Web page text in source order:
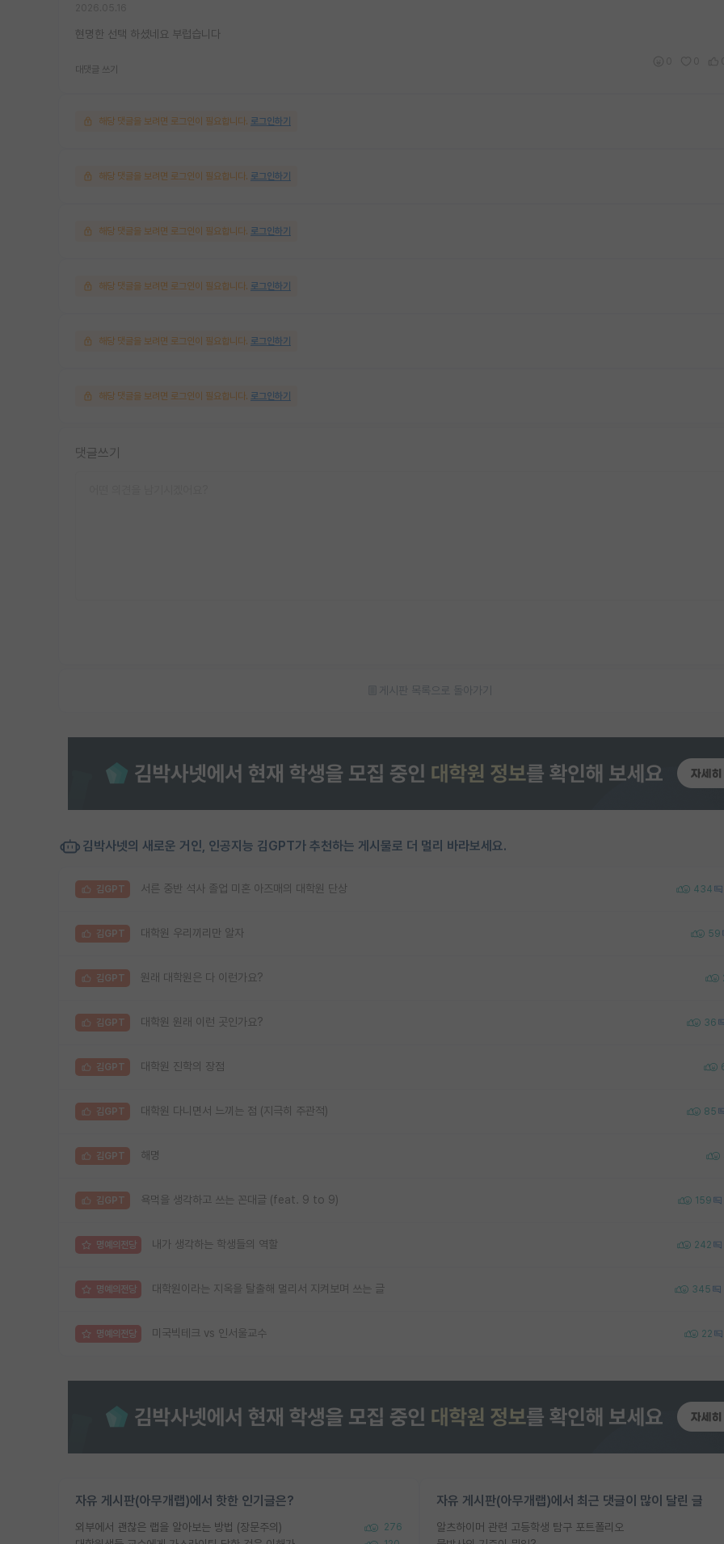
현명한 선택 하셨네요 부럽습니다
대댓글 쓰기
해당 댓글을 보려면 로그인이 필요합니다. 로그인하기
해당 댓글을 보려면 로그인이 필요합니다. 로그인하기
해당 댓글을 보려면 로그인이 필요합니다. 로그인하기
해당 댓글을 보려면 로그인이 필요합니다. 로그인하기
해당 댓글을 보려면 로그인이 필요합니다. 로그인하기
해당 댓글을 보려면 로그인이 필요합니다. 로그인하기
댓글쓰기
게시판 목록으로 돌아가기
김박사넷의 새로운 거인, 인공지능 김GPT가 추천하는 게시물로 더 멀리 바라보세요.
김GPT 서른 중반 석사 졸업 미혼 아즈매의 대학원 단상 434
김GPT 대학원 우리끼리만 알자 59
김GPT 원래 대학원은 다 이런가요?
김GPT 대학원 원래 이런 곳인가요? 36
김GPT 대학원 진학의 장점
김GPT 대학원 다니면서 느끼는 점 (지극히 주관적) 85
김GPT 해명
김GPT 욕먹을 생각하고 쓰는 꼰대글 (feat. 9 to 9) 159
명예의전당 내가 생각하는 학생들의 역할 242
명예의전당 대학원이라는 지옥을 탈출해 멀리서 지켜보며 쓰는 글 345
명예의전당 미국빅테크 vs 인서울교수 22
자유 게시판(아무개랩)에서 핫한 인기글은?
외부에서 괜찮은 랩을 알아보는 방법 (장문주의) 276
자유 게시판(아무개랩)에서 최근 댓글이 많이 달린 글
알츠하이머 관련 고등학생 탐구 포트폴리오